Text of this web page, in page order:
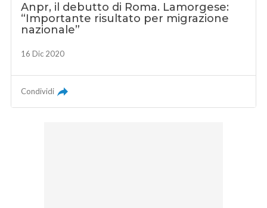
Anpr, il debutto di Roma. Lamorgese:
“Importante risultato per migrazione
nazionale”
16 Dic 2020
Condividi